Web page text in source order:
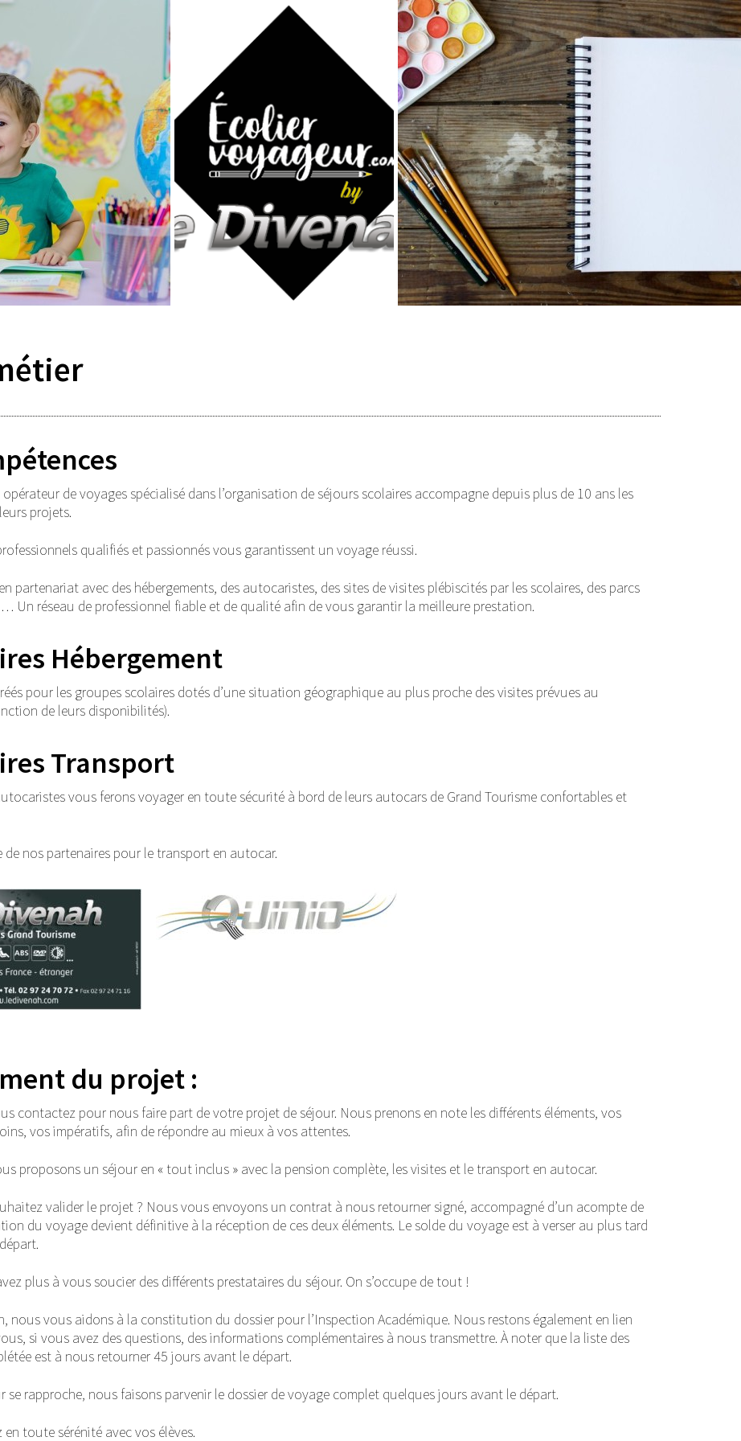
de voyages spécialisé dans l’organisation de séjours scolaires accompagne depuis plus de 10 ans les
projets.
qualifiés et passionnés vous garantissent un voyage réussi.
partenariat avec des hébergements, des autocaristes, des sites de visites plébiscités par les scolaires, des parcs
Un réseau de professionnel fiable et de qualité afin de vous garantir la meilleure prestation.
Hébergement
pour les groupes scolaires dotés d’une situation géographique au plus proche des visites prévues au
de leurs disponibilités).
Transport
vous ferons voyager en toute sécurité à bord de leurs autocars de Grand Tourisme confortables et
de nos partenaires pour le transport en autocar.
du projet :
contactez pour nous faire part de votre projet de séjour. Nous prenons en note les différents éléments, vos
vos impératifs, afin de répondre au mieux à vos attentes.
proposons un séjour en « tout inclus » avec la pension complète, les visites et le transport en autocar.
valider le projet ? Nous vous envoyons un contrat à nous retourner signé, accompagné d’un acompte de
du voyage devient définitive à la réception de ces deux éléments. Le solde du voyage est à verser au plus tard
plus à vous soucier des différents prestataires du séjour. On s’occupe de tout !
nous vous aidons à la constitution du dossier pour l’Inspection Académique. Nous restons également en lien
si vous avez des questions, des informations complémentaires à nous transmettre. À noter que la liste des
est à nous retourner 45 jours avant le départ.
se rapproche, nous faisons parvenir le dossier de voyage complet quelques jours avant le départ.
en toute sérénité avec vos élèves.